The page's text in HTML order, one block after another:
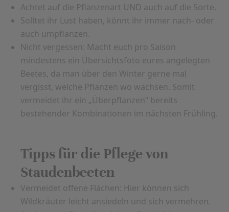
Achtet auf die Pflanzenart UND auch auf die Sorte.
Solltet ihr Lust haben, könnt ihr immer nach- oder
auch umpflanzen.
Nicht vergessen: Macht euch pro Saison
mindestens ein Übersichtsfoto eures angelegten
Beetes, da man über den Winter gerne mal
vergisst, welche Pflanzen wo wachsen. Somit
vermeidet ihr ein „Überpflanzen“ bereits
bestehender Kombinationen im nächsten Frühling.
Tipps für die Pflege von
Staudenbeeten
Vermeidet offene Flächen: Hier können sich
Wildkräuter leicht ansiedeln und sich vermehren.